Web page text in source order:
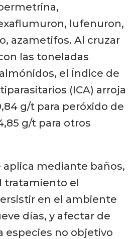
lufenuron,
azametifos. Al cruzar
las toneladas
el Índice de
(ICA) arroja
g/t para peróxido de
g/t para otros
aplica mediante baños,
tratamiento el
en el ambiente
días, y afectar de
especies no objetivo